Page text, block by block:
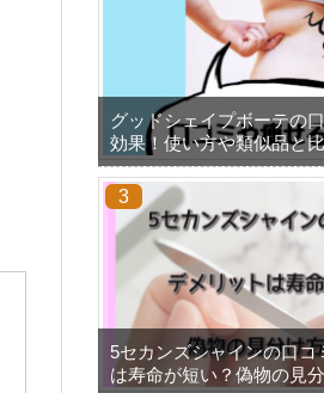
グッドシェイプボーテの
効果！使い方や類似品と
5セカンズシャインの口コ
は寿命が短い？偽物の見